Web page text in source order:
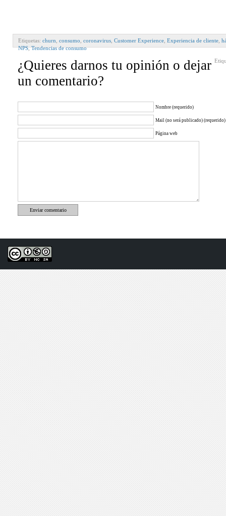
Etiquetas: churn consumo coronavirus Customer Experience Experiencia de cliente
NPS,Tendencias de consumo
¿Quieres darnos tu opinión o dejar
un comentario?
Nombre (requerido)
Mail (no será publicado) (requerido)
Página web
Enviar comentario